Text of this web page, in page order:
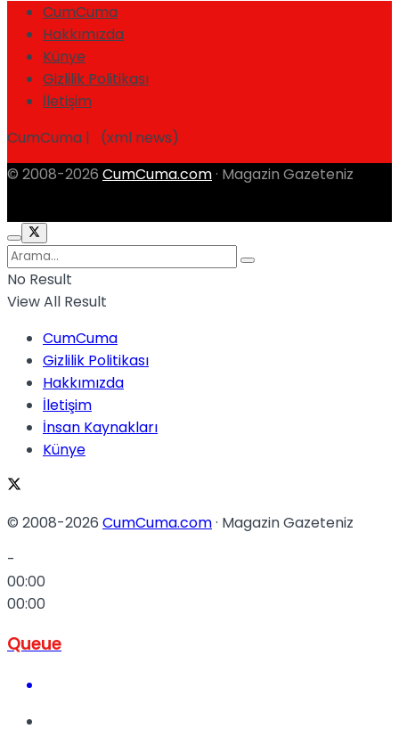
CumCuma
Hakkımızda
Künye
Gizlilik Politikası
İletişim
CumCuma | (xml news)
© 2008-2026 CumCuma.com · Magazin Gazeteniz
No Result
View All Result
CumCuma
Gizlilik Politikası
Hakkımızda
İletişim
İnsan Kaynakları
Künye
© 2008-2026 CumCuma.com· Magazin Gazeteniz
-
00:00
00:00
Queue